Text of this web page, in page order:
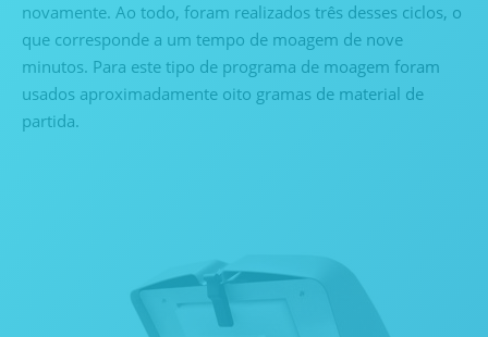
novamente. Ao todo, foram realizados três desses ciclos, o
que corresponde a um tempo de moagem de nove
minutos. Para este tipo de programa de moagem foram
usados ​​aproximadamente oito gramas de material de
partida.